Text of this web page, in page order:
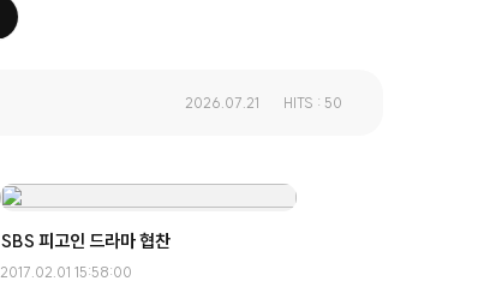
2026.07.21 HITS : 50
SBS 피고인 드라마 협찬
2017.02.01 15:58:00